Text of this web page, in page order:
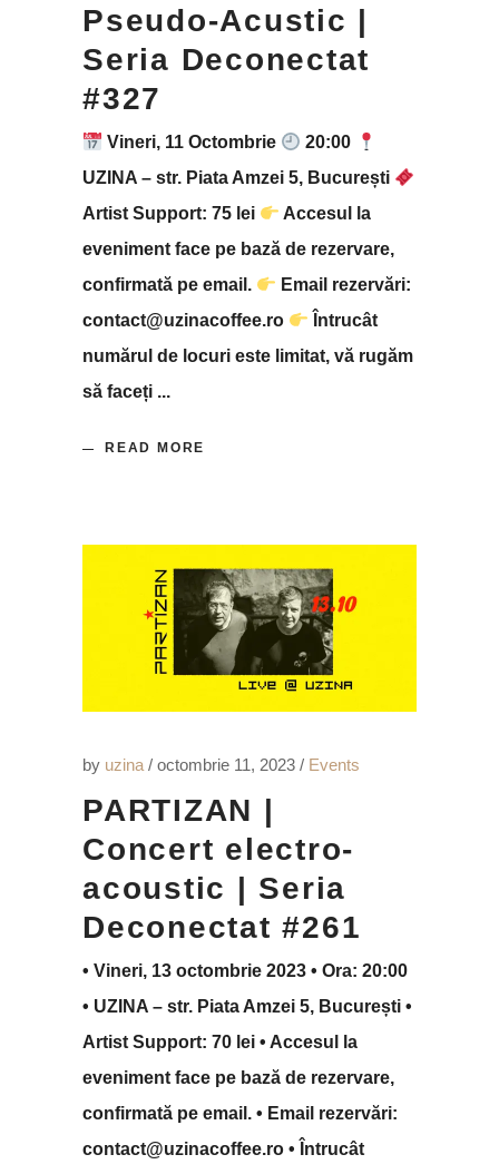
Pseudo-Acustic |
Seria Deconectat
#327
Vineri, 11 Octombrie
20:00
UZINA – str. Piata Amzei 5, București
Artist Support: 75 lei
Accesul la
eveniment face pe bază de rezervare,
confirmată pe email.
Email rezervări:
contact@uzinacoffee.ro
Întrucât
numărul de locuri este limitat, vă rugăm
să faceți
READ MORE
by uzina octombrie 11, 2023 Events
PARTIZAN |
Concert electro-
acoustic | Seria
Deconectat #261
• Vineri, 13 octombrie 2023 • Ora: 20:00
• UZINA – str. Piata Amzei 5, București •
Artist Support: 70 lei • Accesul la
eveniment face pe bază de rezervare,
confirmată pe email. • Email rezervări:
contact@uzinacoffee.ro • Întrucât